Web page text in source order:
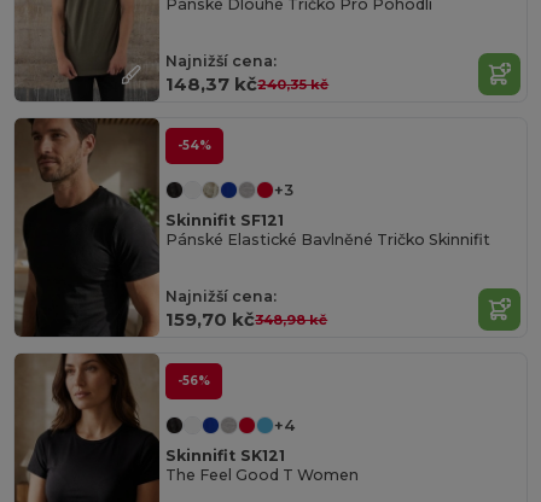
Pánské Dlouhé Tričko Pro Pohodlí
Najnižší cena:
148,37 kč240,35 kč
-54%
+3
Skinnifit SF121
Pánské Elastické Bavlněné Tričko Skinnifit
Najnižší cena:
159,70 kč348,98 kč
-56%
+4
Skinnifit SK121
The Feel Good T Women